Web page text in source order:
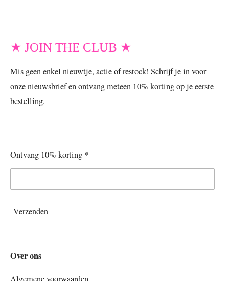
★ JOIN THE CLUB ★
Mis geen enkel nieuwtje, actie of restock! Schrijf je in voor
onze nieuwsbrief en ontvang meteen 10% korting op je eerste
bestelling.
Ontvang 10% korting *
Verzenden
Over ons